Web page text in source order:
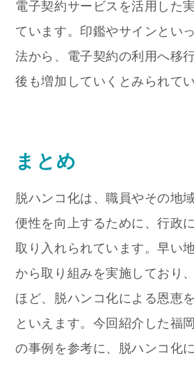
電子契約サービスを活用した
ています。印鑑やサインとい
法から、電子契約の利用へ移
後も増加していくとみられてい
まとめ
脱ハンコ化は、職員やその地
便性を向上するために、行政
取り入れられています。早い
から取り組みを実施しており
ほど、脱ハンコ化による恩恵
といえます。今回紹介した福
の事例を参考に、脱ハンコ化